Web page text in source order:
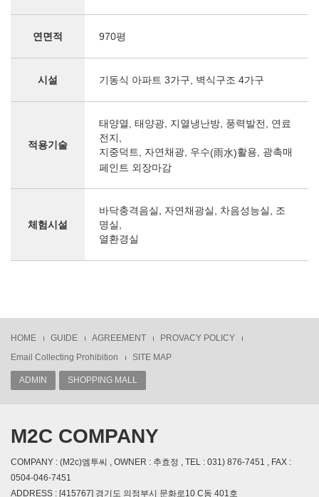
연면적 970평
시설 기동식 아파트 3가구, 벽식구조 4가구
적용기술
태양열, 태양광, 지열냉난방, 풍력발전, 연료
전지,
지중덕트, 자연채광, 우수(雨水)활용, 광촉매
페인트 외장마감
체험시설
바닥충격음실, 자연채광실, 차음성능실, 조
명실,
열환경실
HOME GUIDE AGREEMENT
PROVACY POLICY
Email Collecting Prohibition
SITE MAP
ADMIN SHOPPING MALL
M2C COMPANY
COMPANY : (M2c)엠투씨 , OWNER : 추효정 , TEL : 031) 876-7451 , FAX :
0504-046-7451
ADDRESS : [415767] 경기도 의정부시 문화로10 C동 401호